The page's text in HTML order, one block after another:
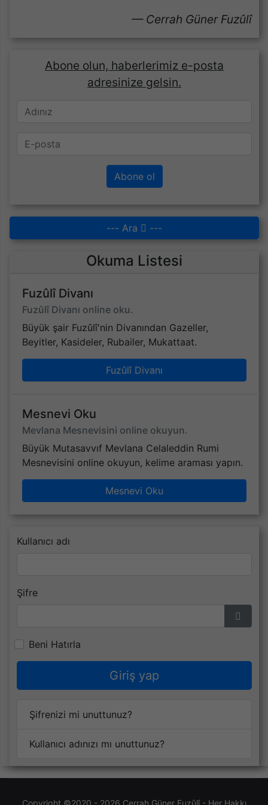
Cerrah Güner Fuzûlî
Abone olun, haberlerimiz e-posta
adresinize gelsin.
Abone ol
--- Ara ---
Okuma Listesi
Fuzûlî Divanı
Fuzûlî Divanı online oku.
Büyük şair Fuzûlî'nin Divanından Gazeller,
Beyitler, Kasideler, Rubailer, Mukattaat.
Fuzûlî Divanı
Mesnevi Oku
Mevlana Mesnevisini online okuyun.
Büyük Mutasavvıf Mevlana Celaleddin Rumi
Mesnevisini online okuyun, kelime araması yapın.
Mesnevi Oku
Kullanıcı adı
Şifre
Beni Hatırla
Giriş yap
Şifrenizi mi unuttunuz?
Kullanıcı adınızı mı unuttunuz?
Copyright ©2020 - 2026 Cerrah Güner Fuzûlî- Her Hakkı